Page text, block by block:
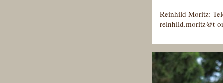
Reinhild Moritz:
reinhild.moritz@t-